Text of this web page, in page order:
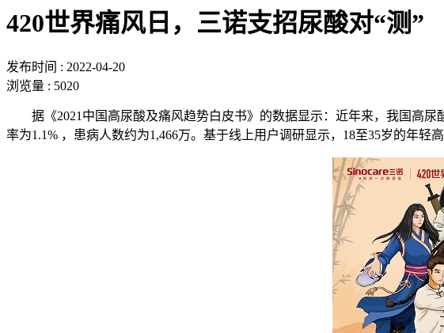
420世界痛风日，三诺支招尿酸对“测”
发布时间 : 2022-04-20
浏览量 : 5020
据《2021 中国高尿酸及痛风趋势白皮书》的数据显示：近年来，我国高
率为1.1% ，患病人数约为1,466万。基于线上用户调研显示， 18至35岁的年轻